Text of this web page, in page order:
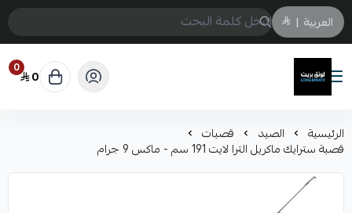
العربية |
لونق بريث
0 0
الرئيسية الصيد قصبات
قصبة سترايك ماكريل الترا لايت 191 سم - ماكس 9 جرام